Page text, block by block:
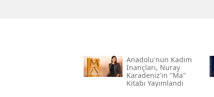
Anadolu'nun Kadim
İnançları, Nuray
Karadeniz'in "ma"
Kitabı Yayımlandı